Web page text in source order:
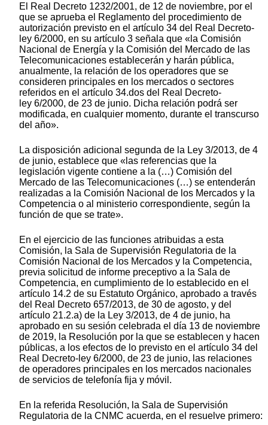
El Real Decreto 1232/2001, de 12 de noviembre, por el
que se aprueba el Reglamento del procedimiento de
autorización previsto en el artículo 34 del Real Decreto-
ley 6/2000, en su artículo 3 señala que «la Comisión
Nacional de Energía y la Comisión del Mercado de las
Telecomunicaciones establecerán y harán pública,
anualmente, la relación de los operadores que se
consideren principales en los mercados o sectores
referidos en el artículo 34.dos del Real Decreto-
ley 6/2000, de 23 de junio. Dicha relación podrá ser
modificada, en cualquier momento, durante el transcurso
del año».
La disposición adicional segunda de la Ley 3/2013, de 4
de junio, establece que «las referencias que la
legislación vigente contiene a la (…) Comisión del
Mercado de las Telecomunicaciones (…) se entenderán
realizadas a la Comisión Nacional de los Mercados y la
Competencia o al ministerio correspondiente, según la
función de que se trate».
En el ejercicio de las funciones atribuidas a esta
Comisión, la Sala de Supervisión Regulatoria de la
Comisión Nacional de los Mercados y la Competencia,
previa solicitud de informe preceptivo a la Sala de
Competencia, en cumplimiento de lo establecido en el
artículo 14.2 de su Estatuto Orgánico, aprobado a través
del Real Decreto 657/2013, de 30 de agosto, y del
artículo 21.2.a) de la Ley 3/2013, de 4 de junio, ha
aprobado en su sesión celebrada el día 13 de noviembre
de 2019, la Resolución por la que se establecen y hacen
públicas, a los efectos de lo previsto en el artículo 34 del
Real Decreto-ley 6/2000, de 23 de junio, las relaciones
de operadores principales en los mercados nacionales
de servicios de telefonía fija y móvil.
En la referida Resolución, la Sala de Supervisión
Regulatoria de la CNMC acuerda, en el resuelve primero: